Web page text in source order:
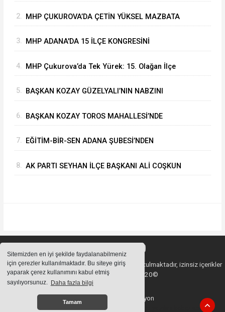
Sitemizden en iyi şekilde faydalanabilmeniz
için çerezler kullanılmaktadır. Bu siteye giriş
yaparak çerez kullanımını kabul etmiş
sayılıyorsunuz. Daha fazla bilgi
Tamam
2. MHP ÇUKUROVA’DA ÇETİN YÜKSEL MAZBATA
3. MHP ADANA'DA 15 İLÇE KONGRESİNİ
4. MHP Çukurova’da Tek Yürek: 15. Olağan İlçe
5. BAŞKAN KOZAY GÜZELYALI’NIN NABZINI
6. BAŞKAN KOZAY TOROS MAHALLESİ’NDE
7. EĞİTİM-BİR-SEN ADANA ŞUBESİ’NDEN
ÇIKARMASI
8. AK PARTI SEYHAN İLÇE BAŞKANI ALİ COŞKUN
Sitemizde bulunan içeriklerin tüm hakları saklı tutulmaktadır, izinsiz içerikler
kullanılamaz. Copyright 2020©
Haber Yazılımı:
Web Aksiyon
haber yazılımı
haber scripti haber script